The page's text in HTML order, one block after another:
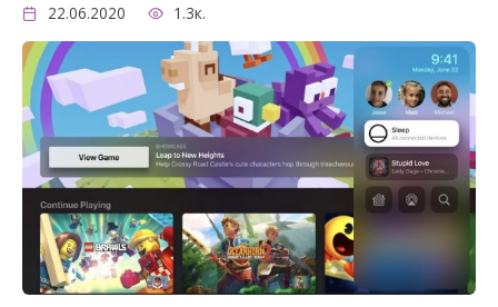
22.06.2020 1.3к.